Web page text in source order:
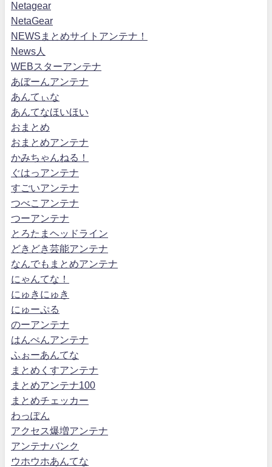
Netagear
NetaGear
NEWSまとめサイトアンテナ！
News人
WEBスターアンテナ
あぼーんアンテナ
あんてぃな
あんてなほいほい
おまとめ
おまとめアンテナ
かみちゃんねる！
ぐはっアンテナ
すごいアンテナ
つべこアンテナ
つーアンテナ
とろたまヘッドライン
どきどき芸能アンテナ
なんでもまとめアンテナ
にゃんてな！
にゅきにゅき
にゅーぷる
のーアンテナ
はんぺんアンテナ
ふぉーあんてな
まとめくすアンテナ
まとめアンテナ100
まとめチェッカー
わっぽん
アクセス爆増アンテナ
アンテナバンク
ウホウホあんてな